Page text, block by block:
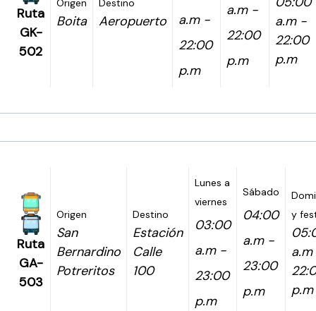
Ruta
GK-
502
Origen
Boita
Destino
Aeropuerto
a.m -
22:00
p.m
a.m -
22:00
p.m
a.m -
22:00
p.m
Ruta
GA-
503
Origen
San
Bernardino
Potreritos
Destino
Estación
Calle
100
Lunes a
viernes
03:00
a.m -
23:00
p.m
Sábado
04:00
a.m -
23:00
p.m
y
p.m